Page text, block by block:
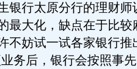
行太原分行的理财师
最大化，缺点在于比较
不妨试一试各家银行推
务后，银行会按照事